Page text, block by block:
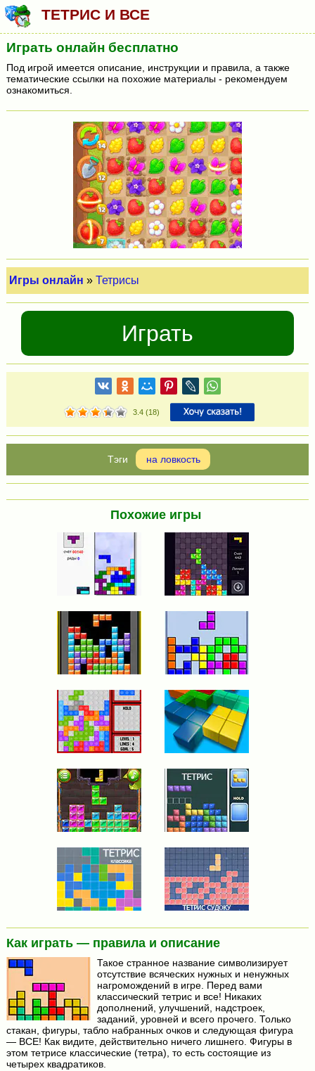
ТЕТРИС И ВСЕ
Играть онлайн бесплатно
Под игрой имеется описание, инструкции и правила, а также
тематические ссылки на похожие материалы - рекомендуем
ознакомиться.
Игры онлайн »Тетрисы
Играть
3.4(18)
на ловкость
Похожие игры
Как играть — правила и описание
Такое странное название символизирует
отсутствие всяческих нужных и ненужных
нагромождений в игре. Перед вами
классический тетрис и все! Никаких
дополнений, улучшений, надстроек,
заданий, уровней и всего прочего. Только
стакан, фигуры, табло набранных очков и следующая фигура
— ВСЕ! Как видите, действительно ничего лишнего. Фигуры в
этом тетрисе классические (тетра), то есть состоящие из
четырех квадратиков.